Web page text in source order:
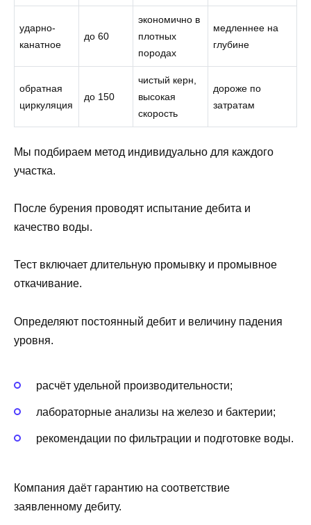
ударно-
канатное
до 60
экономично в
плотных
породах
медленнее на
глубине
обратная
циркуляция
до 150
чистый керн,
высокая
скорость
дороже по
затратам
Мы подбираем метод индивидуально для каждого
участка.
После бурения проводят испытание дебита и
качество воды.
Тест включает длительную промывку и промывное
откачивание.
Определяют постоянный дебит и величину падения
уровня.
расчёт удельной производительности;
лабораторные анализы на железо и бактерии;
рекомендации по фильтрации и подготовке воды.
Компания даёт гарантию на соответствие
заявленному дебиту.